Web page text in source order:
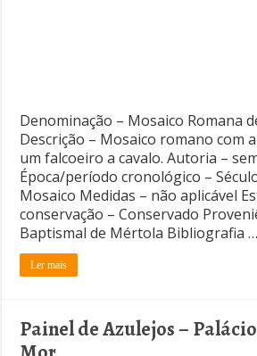
Denominação – Mosaico Romana
Descrição – Mosaico romano com
um falcoeiro a cavalo. Autoria –
Época/período cronológico –
Mosaico Medidas – não aplicável
conservação – Conservado
Baptismal de Mértola Bibliografia …
Ler mais
Painel de Azulejos –